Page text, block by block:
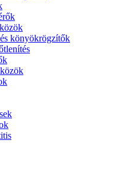
könyökrögzítők